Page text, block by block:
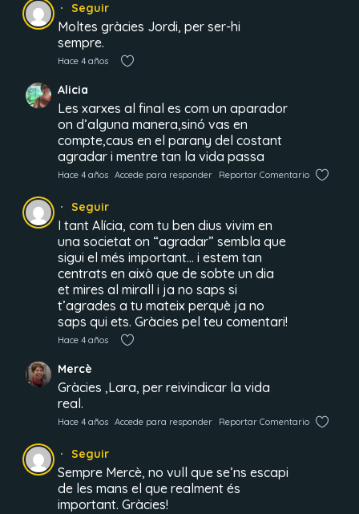
Seguir
Moltes gràcies Jordi, per ser-hi
sempre.
Hace 4 años
Alicia
Les xarxes al final es com un aparador
on d’alguna manera,sinó vas en
compte,caus en el parany del costant
agradar i mentre tan la vida passa
Hace 4 años Accede para responder Reportar Comentario
Seguir
I tant Alícia, com tu ben dius vivim en
una societat on “agradar” sembla que
sigui el més important… i estem tan
centrats en això que de sobte un dia
et mires al mirall i ja no saps si
t’agrades a tu mateix perquè ja no
saps qui ets. Gràcies pel teu comentari!
Hace 4 años
Mercè
Gràcies ,Lara, per reivindicar la vida
real.
Hace 4 años Accede para responder Reportar Comentario
Seguir
Sempre Mercè, no vull que se’ns escapi
de les mans el que realment és
important. Gràcies!